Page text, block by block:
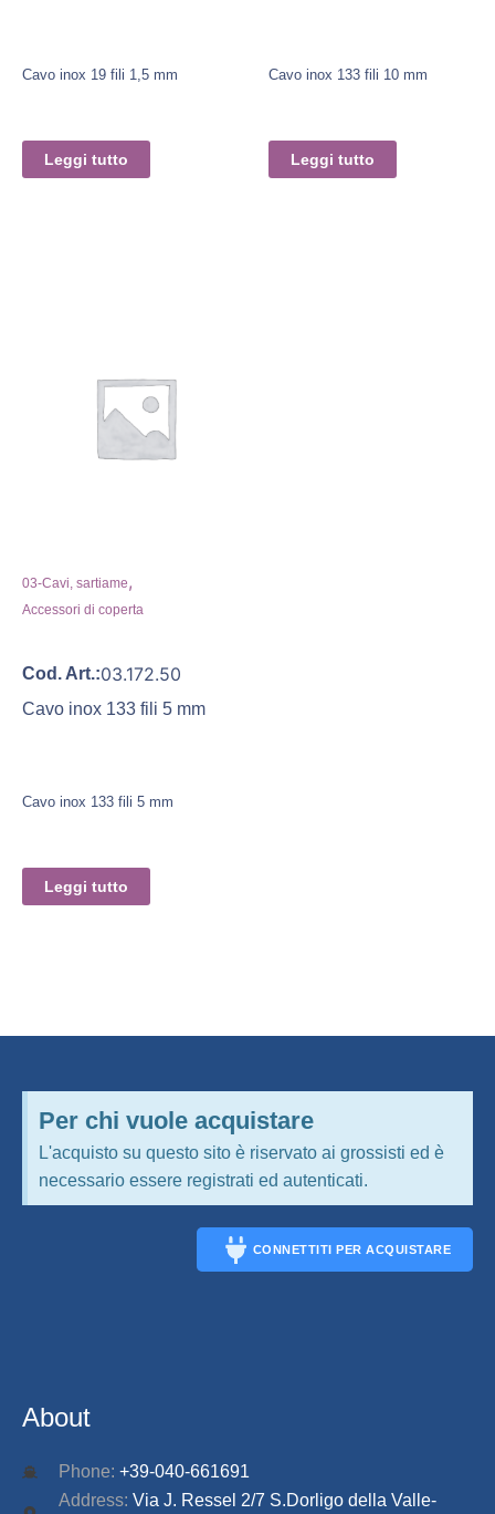
Cavo inox 19 fili 1,5 mm
Leggi tutto
Cavo inox 133 fili 10 mm
Leggi tutto
03-Cavi, sartiame,
Accessori di coperta
Cod. Art.:03.172.50
Cavo inox 133 fili 5 mm
Cavo inox 133 fili 5 mm
Leggi tutto
Per chi vuole acquistare
L'acquisto su questo sito è riservato ai grossisti ed è
necessario essere registrati ed autenticati.
CONNETTITI PER ACQUISTARE
About
Phone: +39-040-661691
Address: Via J. Ressel 2/7 S.Dorligo della Valle-